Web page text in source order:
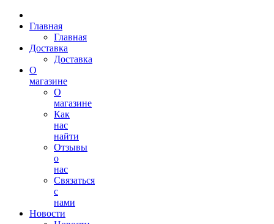
Главная
Главная
Доставка
Доставка
О
магазине
О
магазине
Как
нас
найти
Отзывы
о
нас
Связаться
с
нами
Новости